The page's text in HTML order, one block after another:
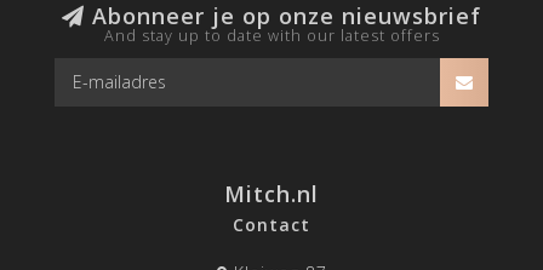
Abonneer je op onze nieuwsbrief
And stay up to date with our latest offers
Mitch.nl
Contact